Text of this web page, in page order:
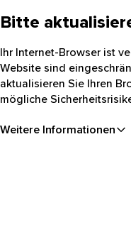
Bitte
Ihr Internet-Browser ist
Website sind
aktualisieren Sie Ihren
mögliche
Weitere Informationen